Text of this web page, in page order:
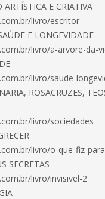
ARTÍSTICA E CRIATIVA
livro/escritor
E LONGEVIDADE
livro/a-arvore-da-
livro/saude-
ROSACRUZES,
livro/sociedades
livro/o-que-fiz-
SECRETAS
livro/invisivel-2